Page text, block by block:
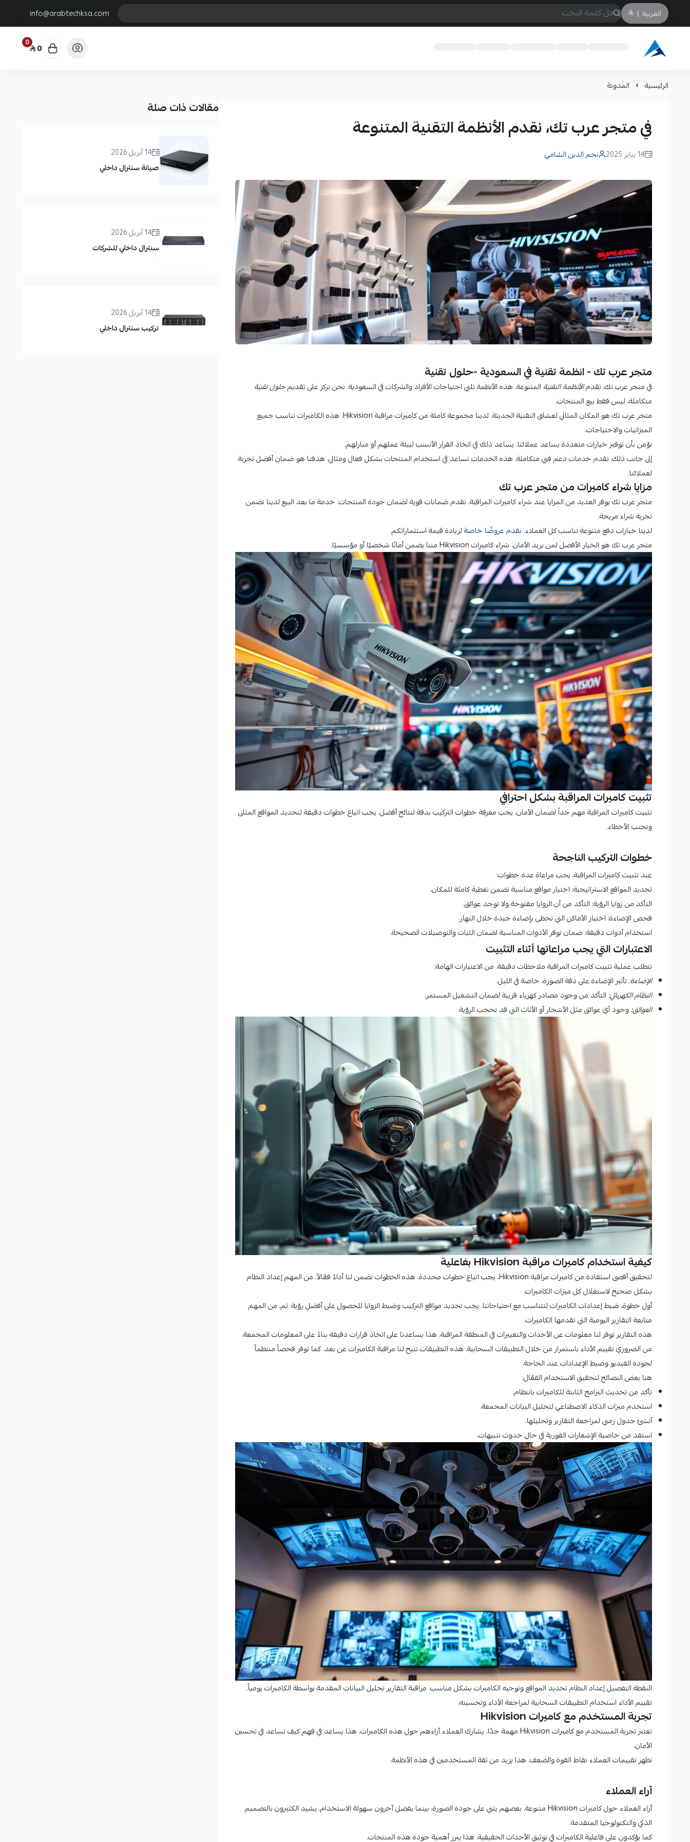
العربية |
info@arabtechksa.com
Arabtechksa
0 0
الرئيسية المدونة
في متجر عرب تك، نقدم الأنظمة التقنية المتنوعة
14 يناير 2025 نجم الدين الشامي
متجر عرب تك - انظمة تقنية في السعودية -حلول تقنية
في متجر عرب تك، نقدمالأنظمة التقنية المتنوعة. هذه الأنظمة تلبي احتياجات الأفراد والشركات في السعودية. نحن نركز على تقديمحلول تقنية
متكاملة، ليس فقط بيع المنتجات.
متجر عرب تك هو المكان المثالي لعشاق التقنية الحديثة. لدينا مجموعة كاملة من كاميرات مراقبة Hikvision. هذه الكاميرات تناسب جميع
الميزانيات والاحتياجات.
نؤمن بأن توفير خيارات متعددة يساعد عملائنا. يساعد ذلك في اتخاذ القرار الأنسب لبيئة عملهم أو منازلهم.
إلى جانب ذلك، نقدم خدمات دعم فني متكاملة. هذه الخدمات تساعد في استخدام المنتجات بشكل فعال ومثالي. هدفنا هو ضمان أفضل تجربة
لعملائنا.
مزايا شراء كاميرات من متجر عرب تك
متجر عرب تك يوفر العديد من المزايا عند شراء كاميرات المراقبة. نقدم ضمانات قوية لضمان جودة المنتجات. خدمة ما بعد البيع لدينا تضمن
تجربة شراء مريحة.
لدينا خيارات دفع متنوعة تناسب كل العملاء. نقدم عروضًا خاصةلزيادة قيمة استثماراتكم.
متجر عرب تك هو الخيار الأفضل لمن يريد الأمان. شراء كاميرات Hikvision مننا يضمن أمانًا شخصيًا أو مؤسسيًا.
تثبيت كاميرات المراقبة بشكل احترافي
تثبيت كاميرات المراقبة مهم جداً لضمان الأمان. يجب معرفة خطوات التركيب بدقة لنتائج أفضل. يجب اتباع خطوات دقيقة لتحديد المواقع المثلى
وتجنب الأخطاء.
خطوات التركيب الناجحة
عند تثبيت كاميرات المراقبة، يجب مراعاة عدة خطوات:
تحديد المواقع الاستراتيجية: اختيار مواقع مناسبة تضمن تغطية كاملة للمكان.
التأكد من زوايا الرؤية: التأكد من أن الزوايا مفتوحة ولا توجد عوائق.
فحص الإضاءة: اختيار الأماكن التي تحظى بإضاءة جيدة خلال النهار.
استخدام أدوات دقيقة: ضمان توفر الأدوات المناسبة لضمان الثبات والتوصيلات الصحيحة.
الاعتبارات التي يجب مراعاتها أثناء التثبيت
تتطلب عملية تثبيت كاميرات المراقبة ملاحظات دقيقة. من الاعتبارات الهامة:
الإضاءة:تأثير الإضاءة على دقة الصورة، خاصة في الليل.
النظام الكهربائي: التأكد من وجود مصادر كهرباء قريبة لضمان التشغيل المستمر.
العوائق:وجود أي عوائق مثل الأشجار أو الأثاث التي قد تحجب الرؤية.
كيفية استخدام كاميرات مراقبة Hikvision بفاعلية
لتحقيق أقصى استفادة من كاميرات مراقبة Hikvision، يجب اتباع خطوات محددة. هذه الخطوات تضمن لنا أداءً فعّالاً. من المهم إعداد النظام
بشكل صحيح لاستغلال كل ميزات الكاميرات.
أول خطوة، ضبط إعدادات الكاميرات لتتناسب مع احتياجاتنا. يجب تحديد مواقع التركيب وضبط الزوايا للحصول على أفضل رؤية. ثم، من المهم
متابعة التقارير اليومية التي تقدمها الكاميرات.
هذه التقارير توفر لنا معلومات عن الأحداث والتغييرات في المنطقة المراقبة. هذا يساعدنا على اتخاذ قرارات دقيقة بناءً على المعلومات المجمعة.
من الضروري تقييم الأداء باستمرار من خلال التطبيقات السحابية. هذه التطبيقات تتيح لنا مراقبة الكاميرات عن بعد. كما توفر فحصاً منتظماً
لجودة الفيديو وضبط الإعدادات عند الحاجة.
هنا بعض النصائح لتحقيق الاستخدام الفعّال:
تأكد من تحديث البرامج الثابتة للكاميرات بانتظام.
استخدم ميزات الذكاء الاصطناعي لتحليل البيانات المجمعة.
أنشئ جدول زمني لمراجعة التقارير وتحليلها.
استفد من خاصية الإشعارات الفورية في حال حدوث تنبيهات.
النقطة التفصيل إعداد النظام تحديد المواقع وتوجيه الكاميرات بشكل مناسب. مراقبة التقارير تحليل البيانات المقدمة بواسطة الكاميرات يومياً.
تقييم الأداء استخدام التطبيقات السحابية لمراجعة الأداء وتحسينه.
تجربة المستخدم مع كاميرات Hikvision
تعتبر تجربة المستخدم مع كاميرات Hikvision مهمة جدًا. يشارك العملاء آراءهم حول هذه الكاميرات. هذا يساعد في فهم كيف تساعد في تحسين
الأمان.
تظهر تقييمات العملاء نقاط القوة والضعف. هذا يزيد من ثقة المستخدمين في هذه الأنظمة.
آراء العملاء
آراء العملاء حول كاميرات Hikvision متنوعة. بعضهم يثني على جودة الصورة، بينما يفضل آخرون سهولة الاستخدام. يشيد الكثيرون بالتصميم
الذكي والتكنولوجيا المتقدمة.
كما يؤكدون على فاعلية الكاميرات في توثيق الأحداث الحقيقية. هذا يبرز أهمية جودة هذه المنتجات.
مقالات ذات صلة
14 أبريل 2026
صيانة سنترال داخلي
14 أبريل 2026
سنترال داخلي للشركات
14 أبريل 2026
تركيب سنترال داخلي